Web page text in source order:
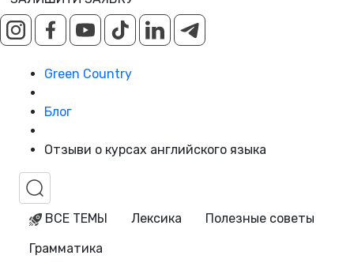
Green Country
Блог
Отзыви о курсах английского языка
ВСЕ ТЕМЫ Лексика
Полезные советы
Грамматика